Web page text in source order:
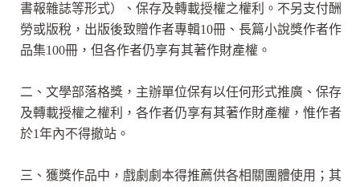
書報雜誌等形式）、保存及轉載授權之權利。不另支付酬
勞或版稅，出版後致贈作者專輯10冊、長篇小說獎作者作
品集100冊，但各作者仍享有其著作財產權。
二、文學部落格獎，主辦單位保有以任何形式推廣、保存
及轉載授權之權利，各作者仍享有其著作財產權，惟作者
於1年內不得撤站。
三、獲獎作品中，戲劇劇本得推薦供各相關團體使用；其